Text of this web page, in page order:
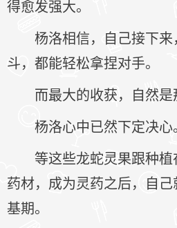
得愈发强大。
杨洛相信，自己接下
斗，都能轻松拿捏对手。
而最大的收获，自然是
杨洛心中已然下定决心。
等这些龙蛇灵果跟种
药材，成为灵药之后，自
基期。